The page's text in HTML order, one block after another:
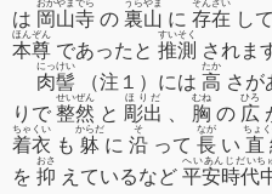
は 岡山寺
おかやまでら
の 裏山
うらやま
に 存在
そんざい
し
本尊
ほんぞん
であったと 推測
すいそく
されま
肉髻
にっけい
（注１）には 高
たか
さが
りで 整然
せいぜん
と 彫出
ほりだ
、 胸
むね
の 広
ひろ
着衣
ちゃくい
も 躰
からだ
に 沿
そ
って 長
なが
い 直
ちょ
を 抑
おさ
えているなど 平安時代
へいあんじだいち